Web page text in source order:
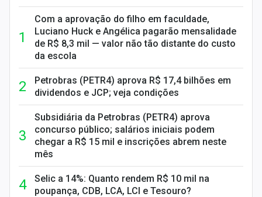
Com a aprovação do filho em faculdade,
Luciano Huck e Angélica pagarão mensalidade
de R$ 8,3 mil — valor não tão distante do custo
da escola
Petrobras (PETR4) aprova R$ 17,4 bilhões em
dividendos e JCP; veja condições
Subsidiária da Petrobras (PETR4) aprova
concurso público; salários iniciais podem
chegar a R$ 15 mil e inscrições abrem neste
mês
Selic a 14%: Quanto rendem R$ 10 mil na
poupança, CDB, LCA, LCI e Tesouro?